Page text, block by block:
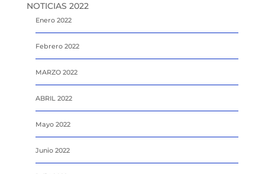
NOTICIAS 2022
Enero 2022
Febrero 2022
MARZO 2022
ABRIL 2022
Mayo 2022
Junio 2022